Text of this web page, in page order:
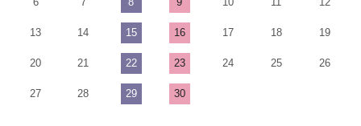
13 14 15 16 17 18 19
20 21 22 23 24 25 26
27 28 29 30